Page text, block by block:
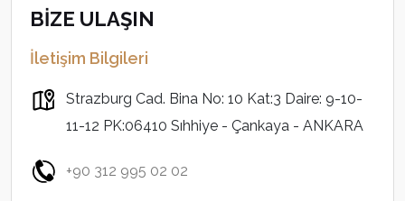
BİZE ULAŞIN
İletişim Bilgileri
Strazburg Cad. Bina No: 10 Kat:3 Daire: 9-10-
11-12 PK:06410 Sıhhiye - Çankaya - ANKARA
+90 312 995 02 02